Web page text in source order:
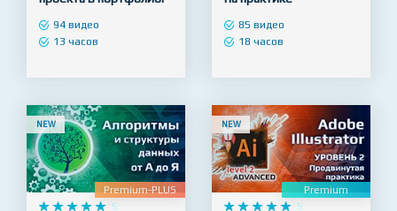
React с нуля для
начинающих + 3
проекта в портфолио!
Веб Дизайн в Figma.
Основы Ui Ux дизайна
на практике
NEW NEW